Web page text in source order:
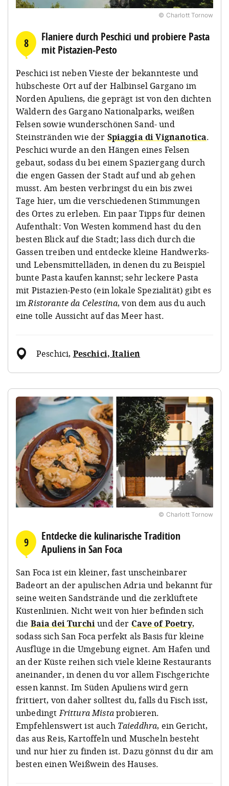
© Charlott Tornow
8
Flaniere durch Peschici und probiere Pasta
mit Pistazien-Pesto
Peschici ist neben Vieste der bekannteste und
hübscheste Ort auf der Halbinsel Gargano im
Norden Apuliens, die geprägt ist von den dichten
Wäldern des Gargano Nationalparks, weißen
Felsen sowie wunderschönen Sand- und
Steinstränden wie der Spiaggia di Vignanotica.
Peschici wurde an den Hängen eines Felsen
gebaut, sodass du bei einem Spaziergang durch
die engen Gassen der Stadt auf und ab gehen
musst. Am besten verbringst du ein bis zwei
Tage hier, um die verschiedenen Stimmungen
des Ortes zu erleben. Ein paar Tipps für deinen
Aufenthalt: Von Westen kommend hast du den
besten Blick auf die Stadt; lass dich durch die
Gassen treiben und entdecke kleine Handwerks-
und Lebensmittelläden, in denen du zu Beispiel
bunte Pasta kaufen kannst; sehr leckere Pasta
mit Pistazien-Pesto (ein lokale Spezialität) gibt es
imRistorante da Celestina, von dem aus du auch
eine tolle Aussicht auf das Meer hast.
Peschici, Peschici, Italien
© Charlott Tornow
9
Entdecke die kulinarische Tradition
Apuliens in San Foca
San Foca ist ein kleiner, fast unscheinbarer
Badeort an der apulischen Adria und bekannt für
seine weiten Sandstrände und die zerklüftete
Küstenlinien. Nicht weit von hier befinden sich
die Baia dei Turchiund der Cave of Poetry,
sodass sich San Foca perfekt als Basis für kleine
Ausflüge in die Umgebung eignet. Am Hafen und
an der Küste reihen sich viele kleine Restaurants
aneinander, in denen du vor allem Fischgerichte
essen kannst. Im Süden Apuliens wird gern
frittiert, von daher solltest du, falls du Fisch isst,
unbedingtFrittura Mistaprobieren.
Empfehlenswert ist auch Taieddhra, ein Gericht,
das aus Reis, Kartoffeln und Muscheln besteht
und nur hier zu finden ist. Dazu gönnst du dir am
besten einen Weißwein des Hauses.